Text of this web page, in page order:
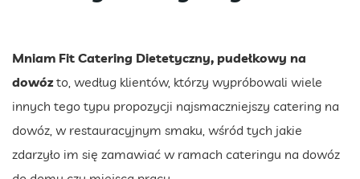
Mniam Fit Catering Dietetyczny, pudełkowy na
dowóz to, według klientów, którzy wypróbowali wiele
innych tego typu propozycji najsmaczniejszy catering na
dowóz, w restauracyjnym smaku, wśród tych jakie
zdarzyło im się zamawiać w ramach cateringu na dowóz